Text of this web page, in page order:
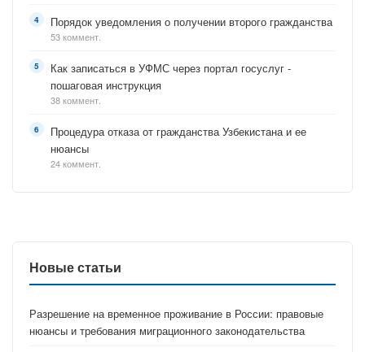
Порядок уведомления о получении второго гражданства
53 коммент.
Как записаться в УФМС через портал госуслуг -
пошаговая инструкция
38 коммент.
Процедура отказа от гражданства Узбекистана и ее
нюансы
24 коммент.
Новые статьи
Разрешение на временное проживание в России: правовые
нюансы и требования миграционного законодательства